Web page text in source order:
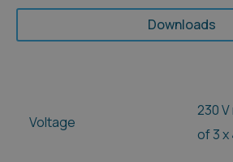
Downloads
Voltage
230
of 3 x